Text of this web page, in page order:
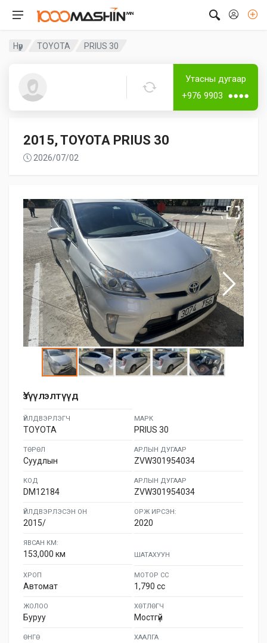
Нүүр TOYOTA PRIUS 30
Утасны дугаар
+976 9903 ●●●●
2015, TOYOTA PRIUS 30
2026/07/02
Үзүүлэлтүүд
ҮЙЛДВЭРЛЭГЧ
TOYOTA
МАРК
PRIUS 30
ТӨРӨЛ
Суудлын
АРЛЫН ДУГААР
ZVW301954034
КОД
DM12184
АРЛЫН ДУГААР
ZVW301954034
ҮЙЛДВЭРЛЭСЭН ОН
2015/
ОРЖ ИРСЭН:
2020
ЯВСАН КМ:
153,000 км ШАТАХУУН
ХРОП
Автомат
МОТОР СС
1,790 cc
ЖОЛОО
Буруу
ХӨТЛӨГЧ
Мостгүй
ӨНГӨ ХААЛГА